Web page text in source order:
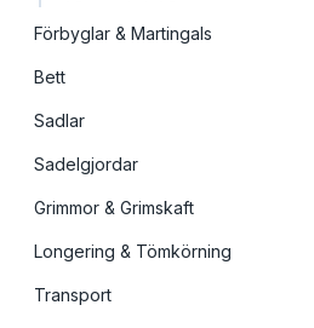
Förbyglar & Martingals
Bett
Sadlar
Sadelgjordar
Grimmor & Grimskaft
Longering & Tömkörning
Transport